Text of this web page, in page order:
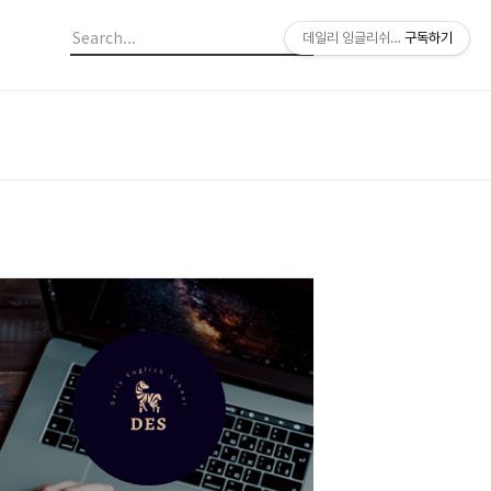
데일리 잉글리쉬 스쿨구독하기